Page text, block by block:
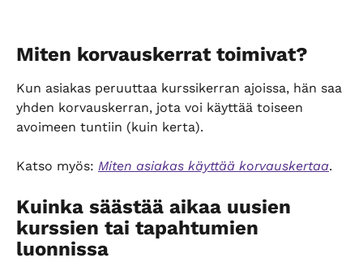
Miten korvauskerrat toimivat?
Kun asiakas peruuttaa kurssikerran ajoissa, hän saa
yhden korvauskerran, jota voi käyttää toiseen
avoimeen tuntiin (kuin kerta).
Katso myös: Miten asiakas käyttää korvauskertaa.
Kuinka säästää aikaa uusien
kurssien tai tapahtumien
luonnissa